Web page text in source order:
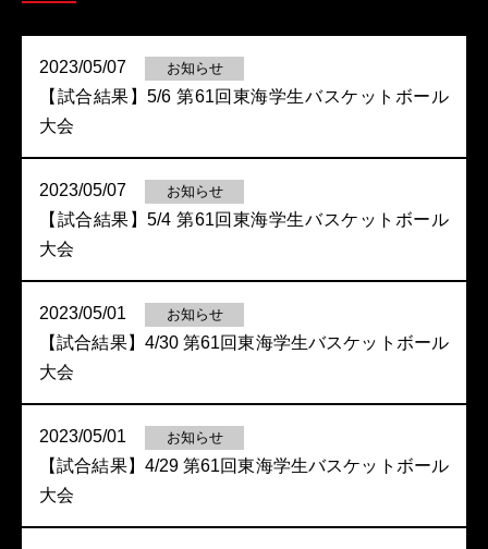
2023/05/07 お知らせ
【試合結果】5/6 第61回東海学生バスケットボール
大会
2023/05/07 お知らせ
【試合結果】5/4 第61回東海学生バスケットボール
大会
2023/05/01 お知らせ
【試合結果】4/30 第61回東海学生バスケットボール
大会
2023/05/01 お知らせ
【試合結果】4/29 第61回東海学生バスケットボール
大会